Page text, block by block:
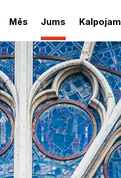
Mēs Jums Kalpojam